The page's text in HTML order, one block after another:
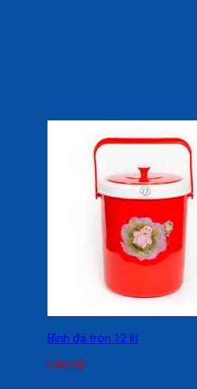
Bình đá tròn 12 lít
Liên hệ